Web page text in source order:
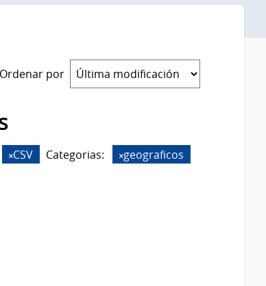
Ordenar por
CSV Categorias: geograficos